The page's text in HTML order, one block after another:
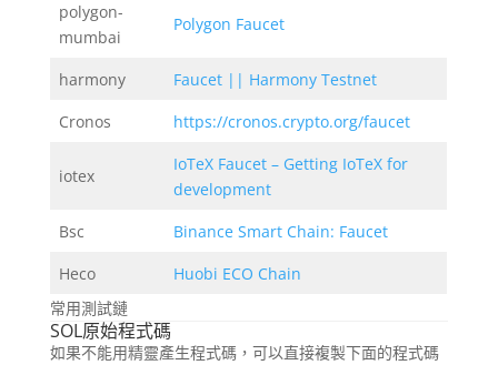
polygon-
mumbai
Polygon Faucet
harmony
Faucet || Harmony Testnet
Cronos
https://cronos.crypto.org/faucet
iotex
IoTeX Faucet – Getting IoTeX for
development
Bsc
Binance Smart Chain: Faucet
Heco
Huobi ECO Chain
常用測試鏈
SOL原始程式碼
如果不能用精靈產生程式碼，可以直接複製下面的程式碼